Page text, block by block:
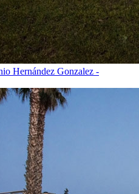
Hernández Gonzalez -